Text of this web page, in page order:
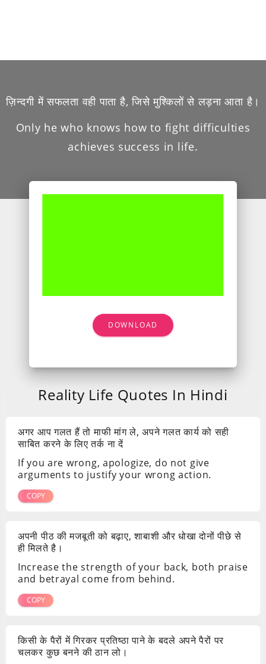
ज़िन्दगी में सफलता वही पाता है, जिसे मुश्किलों से लड़ना आता है।
Only he who knows how to fight difficulties
achieves success in life.
DOWNLOAD
Reality Life Quotes In Hindi
अगर आप गलत हैं तो माफी मांग ले, अपने गलत कार्य को सही
साबित करने के लिए तर्क ना दें
If you are wrong, apologize, do not give
arguments to justify your wrong action.
COPY
अपनी पीठ की मजबूती को बढ़ाए, शाबाशी और धोखा दोनों पीछे से
ही मिलते है।
Increase the strength of your back, both praise
and betrayal come from behind.
COPY
किसी के पैरों में गिरकर प्रतिष्ठा पाने के बदले अपने पैरों पर
चलकर कुछ बनने की ठान लो।